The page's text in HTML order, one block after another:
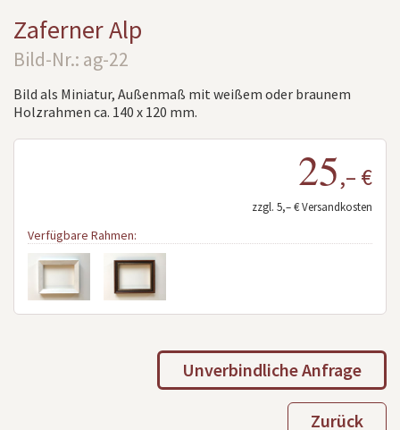
Zaferner Alp
Bild-Nr.: ag-22
Bild als Miniatur, Außenmaß mit weißem oder braunem
Holzrahmen ca. 140 x 120 mm.
25,– €
zzgl. 5,– € Versandkosten
Verfügbare Rahmen:
Unverbindliche Anfrage
Zurück